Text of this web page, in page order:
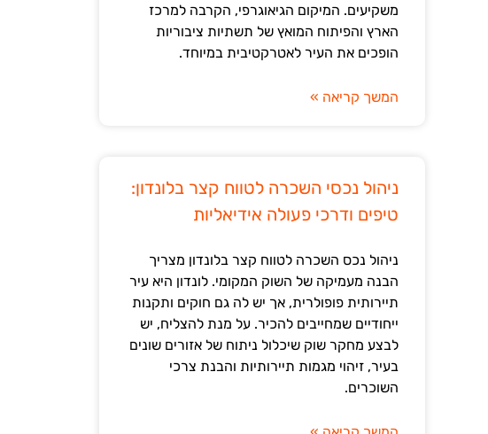
משקיעים. המיקום הגיאוגרפי, הקרבה למרכז
הארץ והפיתוח המואץ של תשתיות ציבוריות
הופכים את העיר לאטרקטיבית במיוחד.
המשך קריאה »
ניהול נכסי השכרה לטווח קצר בלונדון:
טיפים ודרכי פעולה אידיאליות
ניהול נכס השכרה לטווח קצר בלונדון מצריך
הבנה מעמיקה של השוק המקומי. לונדון היא עיר
תיירותית פופולרית, אך יש לה גם חוקים ותקנות
ייחודיים שמחייבים להכיר. על מנת להצליח, יש
לבצע מחקר שוק שיכלול ניתוח של אזורים שונים
בעיר, זיהוי מגמות תיירותיות והבנת צרכי
השוכרים.